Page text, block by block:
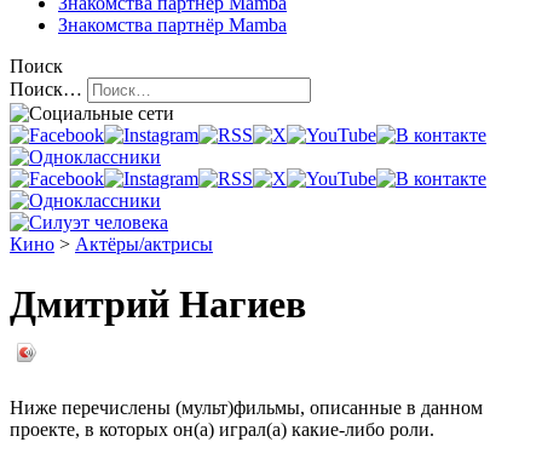
Знакомства партнёр Mamba
Поиск
Поиск…
Кино > Актёры/актрисы
Дмитрий Нагиев
Ниже перечислены (мульт)фильмы, описанные в данном
проекте, в которых он(а) играл(а) какие-либо роли.